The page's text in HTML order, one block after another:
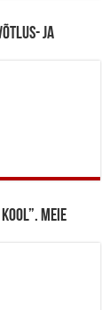
ja
Meie